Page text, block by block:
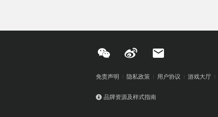
免责声明 隐私政策 用户协议 游戏大厅
品牌资源及样式指南